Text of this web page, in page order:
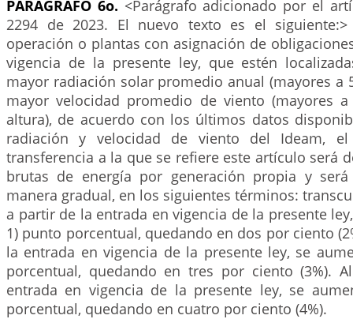
PARÁGRAFO 6o. <Parágrafo adicionado por el
2294 de 2023. El nuevo texto es el
operación o plantas con asignación de
vigencia de la presente ley, que estén
mayor radiación solar promedio anual (mayores a
mayor velocidad promedio de viento (mayores
altura), de acuerdo con los últimos datos
radiación y velocidad de viento del Ideam,
transferencia a la que se refiere este artículo será
brutas de energía por generación propia y
manera gradual, en los siguientes términos:
a partir de la entrada en vigencia de la presente
1) punto porcentual, quedando en dos por ciento
la entrada en vigencia de la presente ley, se
porcentual, quedando en tres por ciento (3%).
entrada en vigencia de la presente ley, se
porcentual, quedando en cuatro por ciento (4%).